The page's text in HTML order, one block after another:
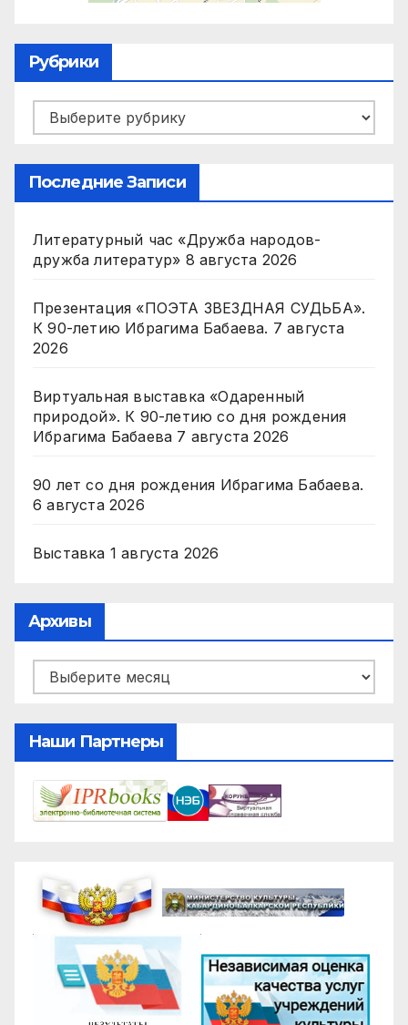
Рубрики
Рубрики
Последние Записи
Литературный час «Дружба народов-
дружба литератур» 8 августа 2026
Презентация «ПОЭТА ЗВЕЗДНАЯ СУДЬБА».
К 90-летию Ибрагима Бабаева. 7 августа
2026
Виртуальная выставка «Одаренный
природой». К 90-летию со дня рождения
Ибрагима Бабаева 7 августа 2026
90 лет со дня рождения Ибрагима Бабаева.
6 августа 2026
Выставка 1 августа 2026
Архивы
Архивы
Наши Партнеры